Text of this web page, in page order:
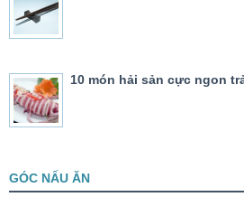
10 món hải sản cực ngon
GÓC NẤU ĂN